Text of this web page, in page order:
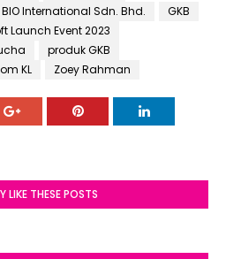
BIO International Sdn. Bhd.
GKB
Launch Event 2023
produk GKB
KL Zoey Rahman
LIKE THESE POSTS